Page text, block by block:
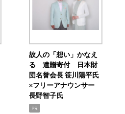
故人の「想い」かなえ
る 遺贈寄付 日本財
団名誉会長 笹川陽平氏
×フリーアナウンサー
長野智子氏
PR